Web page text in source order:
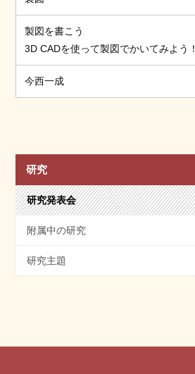
製図を書こう
3D CADを使って製図でかいてみよう！
今西一成
研究
研究発表会
附属中の研究
研究主題